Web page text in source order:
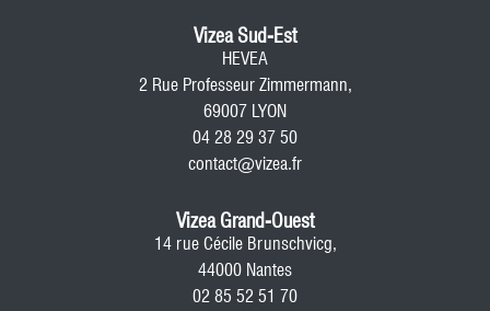
Vizea Sud-Est
HEVEA
2 Rue Professeur Zimmermann,
69007 LYON
04 28 29 37 50
contact@vizea.fr
Vizea Grand-Ouest
14 rue Cécile Brunschvicg,
44000 Nantes
02 85 52 51 70